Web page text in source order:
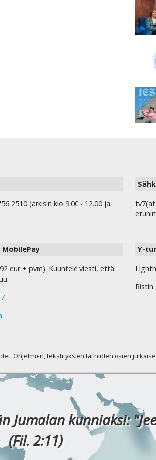
2510 (arkisin klo 9.00 - 12.00 ja
eur + pvm). Kuuntele viesti, että
Y-
Ristin
Ohjelmien, tekstityksien tai niiden osien
Jumalan kunniaksi:
(Fil. 2:11)